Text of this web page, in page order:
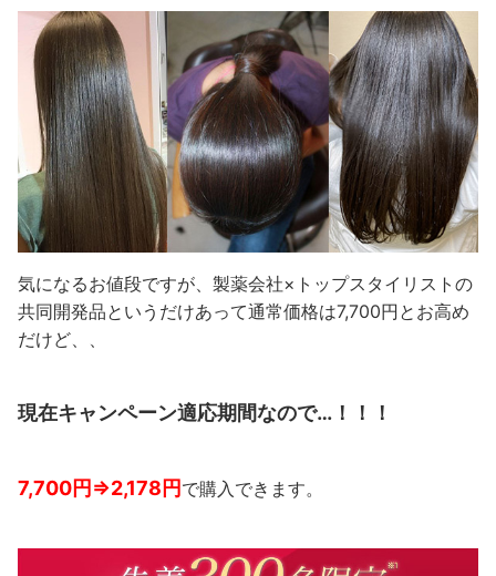
気になるお値段ですが、製薬会社×トップスタイリストの
共同開発品というだけあって通常価格は7,700円とお高め
だけど、、
現在キャンペーン適応期間なので…！！！
7,700円⇒2,178円 で購入できます。